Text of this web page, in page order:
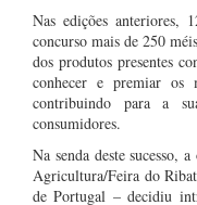
Nas edições anteriores,
concurso mais de 250
dos produtos presentes
conhecer e premiar os
contribuindo para a
consumidores.
Na senda deste sucesso,
Agricultura/Feira do
de Portugal – decidiu